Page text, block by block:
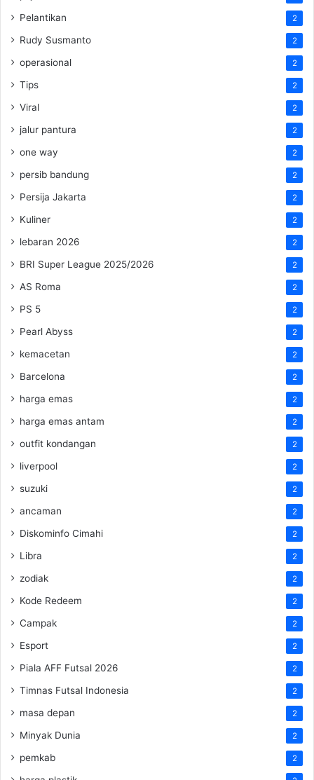
Pelantikan 2
Rudy Susmanto 2
operasional 2
Tips 2
Viral 2
jalur pantura 2
one way 2
persib bandung 2
Persija Jakarta 2
Kuliner 2
lebaran 2026 2
BRI Super League 2025/2026 2
AS Roma 2
PS 5 2
Pearl Abyss 2
kemacetan 2
Barcelona 2
harga emas 2
harga emas antam 2
outfit kondangan 2
liverpool 2
suzuki 2
ancaman 2
Diskominfo Cimahi 2
Libra 2
zodiak 2
Kode Redeem 2
Campak 2
Esport 2
Piala AFF Futsal 2026 2
Timnas Futsal Indonesia 2
masa depan 2
Minyak Dunia 2
pemkab 2